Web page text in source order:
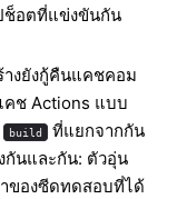
ช็อตที่แข่งขันกัน
างยังกู้คืนแคชคอม
ช Actions แบบ
build ที่แยกจากกัน
กันและกัน: ตัวอุ่น
ของซีดทดสอบที่ได้